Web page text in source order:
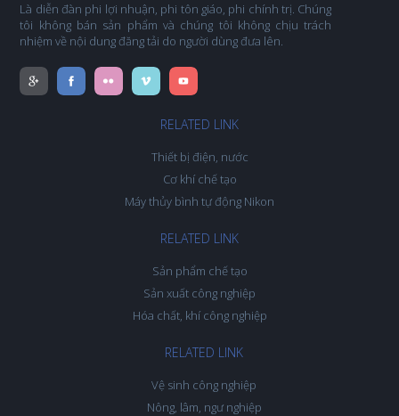
Là diễn đàn phi lợi nhuận, phi tôn giáo, phi chính trị. Chúng
tôi không bán sản phẩm và chúng tôi không chịu trách
nhiệm về nội dung đăng tải do người dùng đưa lên.
RELATED LINK
Thiết bị điện, nước
Cơ khí chế tạo
Máy thủy bình tự động Nikon
RELATED LINK
Sản phẩm chế tạo
Sản xuất công nghiệp
Hóa chất, khí công nghiệp
RELATED LINK
Vệ sinh công nghiệp
Nông, lâm, ngư nghiệp